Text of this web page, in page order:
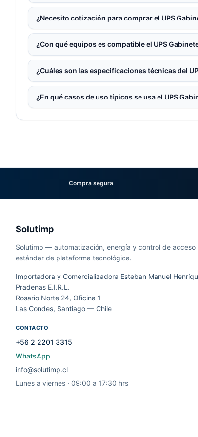
¿Necesito cotización para comprar el UPS
¿Con qué equipos es compatible el UPS
¿Cuáles son las especificaciones técnicas del
¿En qué casos de uso típicos se usa el UPS
Compra segura
Solutimp
Solutimp — automatización, energía y control de acceso
estándar de plataforma tecnológica.
Importadora y Comercializadora Esteban Manuel
Pradenas E.I.R.L.
Rosario Norte 24, Oficina 1
Las Condes, Santiago — Chile
CONTACTO
+56 2 2201 3315
WhatsApp
info@solutimp.cl
Lunes a viernes · 09:00 a 17:30 hrs